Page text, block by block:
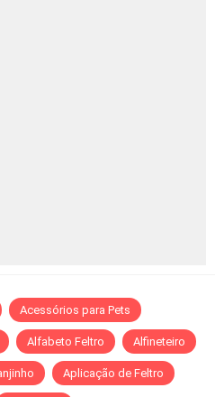
Acessórios para Pets
Alfabeto Feltro Alfineteiro
Aplicação de Feltro